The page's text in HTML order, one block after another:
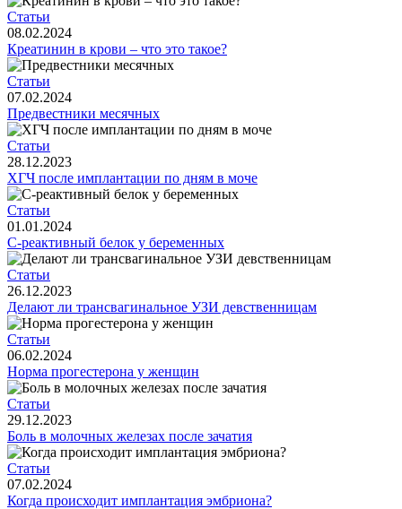
Статьи
08.02.2024
Креатинин в крови – что это такое?
Статьи
07.02.2024
Предвестники месячных
Статьи
28.12.2023
ХГЧ после имплантации по дням в моче
Статьи
01.01.2024
С-реактивный белок у беременных
Статьи
26.12.2023
Делают ли трансвагинальное УЗИ девственницам
Статьи
06.02.2024
Норма прогестерона у женщин
Статьи
29.12.2023
Боль в молочных железах после зачатия
Статьи
07.02.2024
Когда происходит имплантация эмбриона?